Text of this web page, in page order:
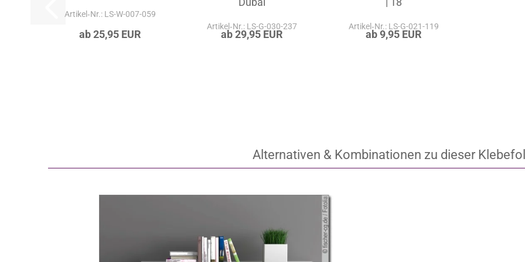
Artikel‑Nr.: LS-W-007-059
ab 25,95 EUR
Artikel‑Nr.: LS-G-030-237
ab 29,95 EUR
Artikel‑Nr.: LS-G-021-119
ab 9,95 EUR
Alternativen & Kombinationen zu dieser